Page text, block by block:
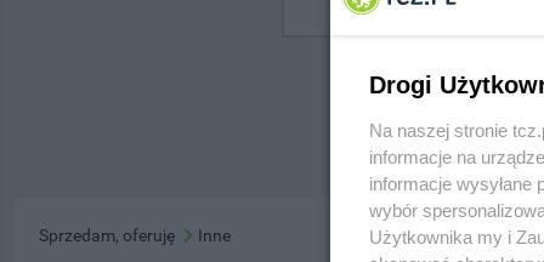
Sprzedam, oferuję Inne
Drogi
Na naszej stronie
informacje na
informacje wysyłane
wybór
Użytkownika my i